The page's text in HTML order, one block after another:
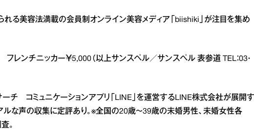
る美容法満載の会員制オンライン美容メディア「biishiki」が注目を集め
レンチニッカー￥5,000（以上サンスペル／サンスペル 表参道 TEL：03・
チ コミュニケーションアプリ「LINE」を運営するLINE株式会社が展開す
ルな声の収集に定評あり。※全国の20歳～39歳の未婚男性、未婚女性各
。